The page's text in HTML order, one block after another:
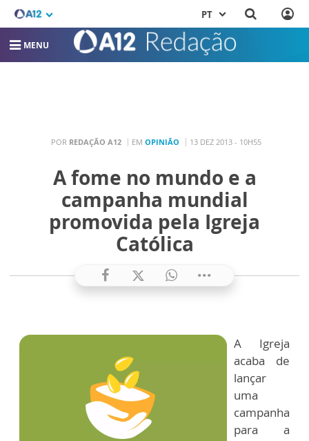
PT
MENU
POR REDAÇÃO A12 EM OPINIÃO 13 DEZ 2013 - 10H55
A fome no mundo e a
campanha mundial
promovida pela Igreja
Católica
A Igreja
acaba de
lançar
uma
campanha
para a